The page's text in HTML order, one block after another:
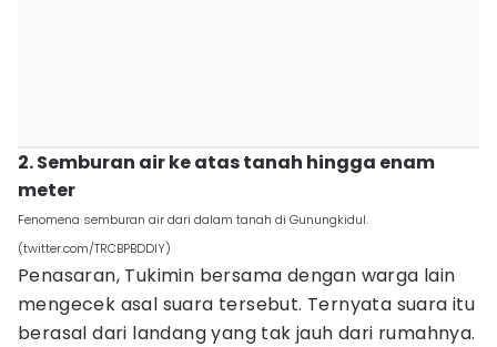
2. Semburan air ke atas tanah hingga enam
meter‎
Fenomena semburan air dari dalam tanah di Gunungkidul.
(twitter.com/TRCBPBDDIY)
Penasaran, Tukimin bersama dengan warga lain
mengecek asal suara tersebut. Ternyata suara itu
berasal dari landang yang tak jauh dari rumahnya.